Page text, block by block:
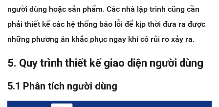
người dùng hoặc sản phẩm. Các nhà lập trình cũng cần
phải thiết kế các hệ thống báo lỗi để kịp thời đưa ra được
những phương án khắc phục ngay khi có rủi ro xảy ra.
5. Quy trình thiết kế giao diện người dùng
5.1 Phân tích người dùng